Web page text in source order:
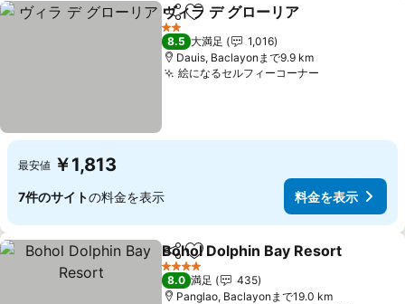
シェアお気に入りに追加
ヴィラ デ グローリア
2 ホテルのランク
8.5 大満足
1,016
Dauis, Baclayonまで9.9 km
絵になるセルフィーコーナー
最安値 ￥1,813
7件のサイトの料金を表示 料金を表示
シェアお気に入りに追加
Bohol Dolphin Bay Resort
4 ホテルのランク
8.0 満足
435
Panglao, Baclayonまで19.0 km